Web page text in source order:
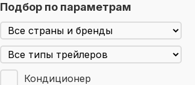
Подбор по параметрам
Кондиционер